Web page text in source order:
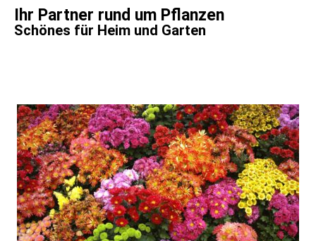
Ihr Partner rund um Pflanzen
Schönes für Heim und Garten